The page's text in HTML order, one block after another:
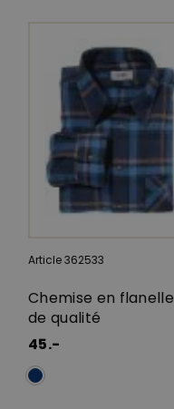
Article 362533
Chemise en flanelle
de qualité
45.-